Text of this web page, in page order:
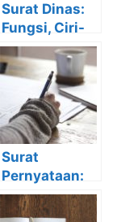
Surat Dinas:
Fungsi, Ciri-
Ciri, Struktur,
Syarat, Jenis
beserta
Contohnya
Surat
Pernyataan:
Pengertian,
Tujuan,